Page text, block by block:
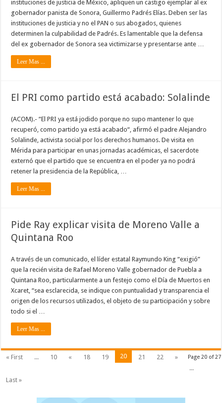
instituciones de justicia de México, apliquen un castigo ejemplar al ex
gobernador panista de Sonora, Guillermo Padrés Elías. Deben ser las
instituciones de justicia y no el PAN o sus abogados, quienes
determinen la culpabilidad de Padrés. Es lamentable que la defensa
del ex gobernador de Sonora sea victimizarse y presentarse ante …
Leer Mas ...
El PRI como partido está acabado: Solalinde
(ACOM).- “El PRI ya está jodido porque no supo mantener lo que
recuperó, como partido ya está acabado“, afirmó el padre Alejandro
Solalinde, activista social por los derechos humanos. De visita en
Mérida para participar en unas jornadas académicas, el sacerdote
externó que el partido que se encuentra en el poder ya no podrá
retener la presidencia de la República, …
Leer Mas ...
Pide Ray explicar visita de Moreno Valle a
Quintana Roo
A través de un comunicado, el líder estatal Raymundo King “exigió”
que la recién visita de Rafael Moreno Valle gobernador de Puebla a
Quintana Roo, particularmente a un festejo como el Día de Muertos en
Xcaret, “sea esclarecida, se indique con puntualidad y transparencia el
origen de los recursos utilizados, el objeto de su participación y sobre
todo si el …
Leer Mas ...
Page 20 of 27
« First ... 10 « 18 19 20 21 22
»
...
Last »